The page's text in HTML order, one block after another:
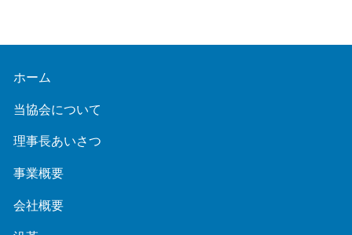
ホーム
当協会について
理事長あいさつ
事業概要
会社概要